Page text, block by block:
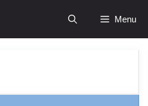
Menu